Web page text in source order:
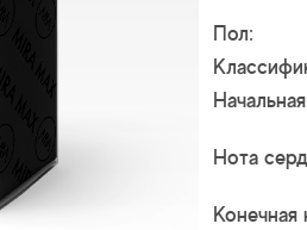
Пол:
Нота
Конечная